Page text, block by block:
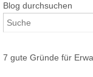
Blog durchsuchen
7 gute Gründe für